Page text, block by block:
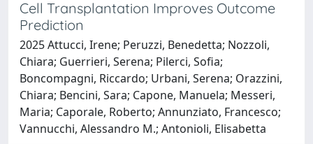
Cell Transplantation Improves Outcome
Prediction
2025 Attucci, Irene; Peruzzi, Benedetta; Nozzoli,
Chiara; Guerrieri, Serena; Pilerci, Sofia;
Boncompagni, Riccardo; Urbani, Serena; Orazzini,
Chiara; Bencini, Sara; Capone, Manuela; Messeri,
Maria; Caporale, Roberto; Annunziato, Francesco;
Vannucchi, Alessandro M.; Antonioli, Elisabetta